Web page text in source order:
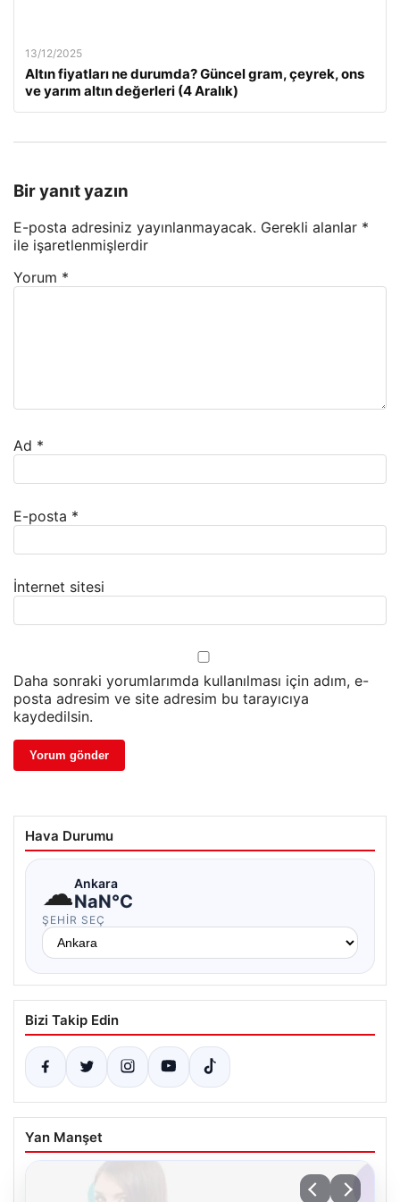
13/12/2025
Altın fiyatları ne durumda? Güncel gram, çeyrek, ons
ve yarım altın değerleri (4 Aralık)
Bir yanıt yazın
E-posta adresiniz yayınlanmayacak. Gerekli alanlar *
ile işaretlenmişlerdir
Yorum *
Ad *
E-posta *
İnternet sitesi
Daha sonraki yorumlarımda kullanılması için adım, e-
posta adresim ve site adresim bu tarayıcıya
kaydedilsin.
Hava Durumu
☁Ankara
NaN°C
ŞEHIR SEÇ
Bizi Takip Edin
Yan Manşet